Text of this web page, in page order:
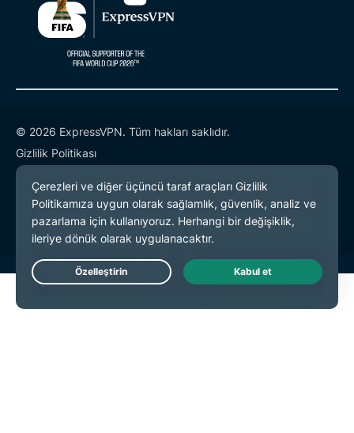
© 2026 ExpressVPN. Tüm hakları saklıdır.
Gizlilik Politikası
Hizmet Koşulları
Çerez Tercihleri
Live Chat